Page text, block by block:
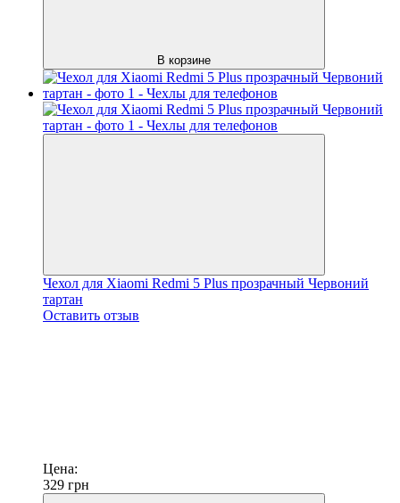
В корзине
Чехол для Xiaomi Redmi 5 Plus прозрачный Червоний
тартан
Оставить отзыв
Цена:
329 грн